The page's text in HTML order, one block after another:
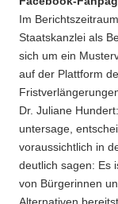
Bonß)Dr.
Juliane
Hundert
überreichte
dem
des
Sächsischen
Landtags,
Dr.
Matthias
ihren
Im
Staatskanzlei als
sich um ein
auf der Plattform
Dr. Juliane
untersage,
voraussichtlich in
deutlich sagen: Es
von Bürgerinnen
Alternativen